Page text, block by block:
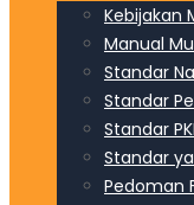
Kebijakan
Manual
Standar
Standar
Standar
Standar
Pedoman